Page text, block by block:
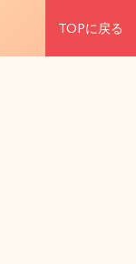
TOPに戻る